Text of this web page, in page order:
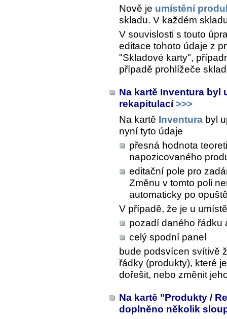
Nově je umístění
skladu. V každém
V souvislosti s touto
editace tohoto údaje z
"Skladové karty",
případě prohlížeče
Na kartě Inventura byl
rekapitulací>>>
Na kartě Inventura byl
nyní tyto údaje
přesná hodnota
napozicovaného
editační pole pro
Změnu v tomto poli
automaticky po
V případě, že je u
pozadí daného řádku
celý spodní panel
bude podsvícen svítivě
řádky (produkty), které
dořešit, nebo změnit
Na kartě "Produkty /
doplněno několik